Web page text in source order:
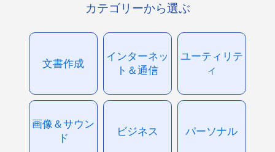
カテゴリーから選ぶ
文書作成
インターネッ
ト＆通信
ユーティリテ
ィ
画像＆サウン
ド
ビジネス パーソナル